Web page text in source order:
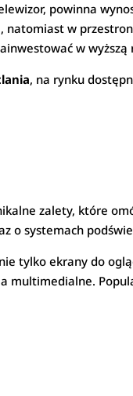
powinna
w
w
, na rynku
zalety, które
o systemach
tylko ekrany do
multimedialne.